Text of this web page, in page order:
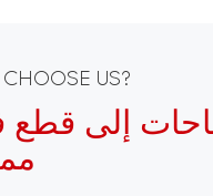
US?
إلى قطع